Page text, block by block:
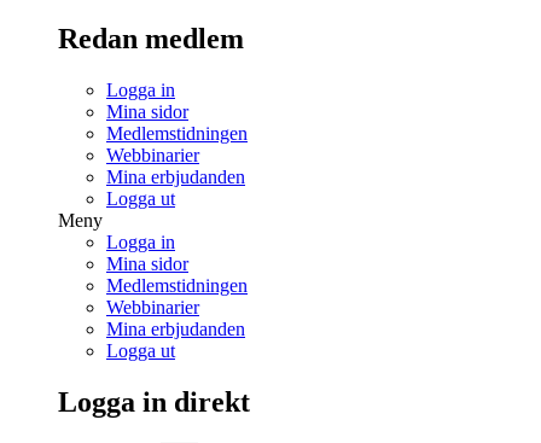
Redan medlem
Logga in
Mina sidor
Medlemstidningen
Webbinarier
Mina erbjudanden
Logga ut
Meny
Logga in
Mina sidor
Medlemstidningen
Webbinarier
Mina erbjudanden
Logga ut
Logga in direkt